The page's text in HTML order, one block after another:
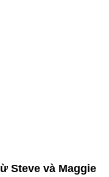
Steve và Maggie